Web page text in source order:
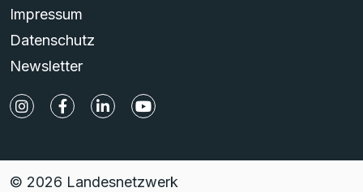
Impressum
Newsletter
Datenschutz
© 2026 Landesnetzwerk